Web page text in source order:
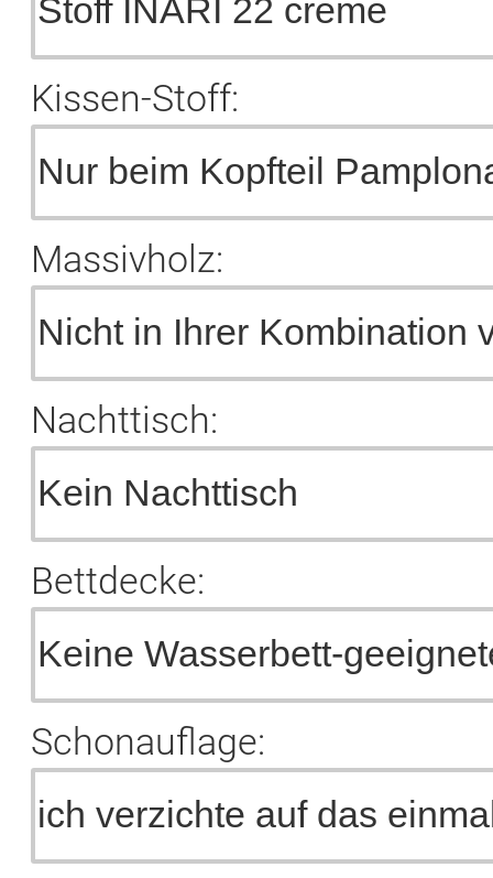
Kissen-Stoff:
Massivholz:
Nachttisch:
Bettdecke:
Schonauflage: